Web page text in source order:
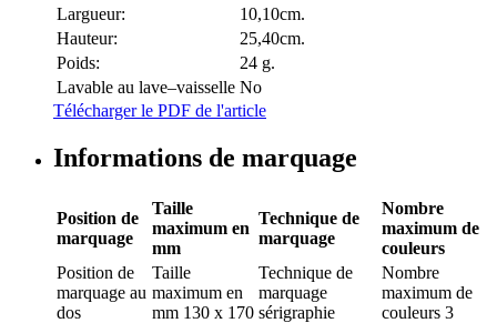
Largueur:
10,10cm.
Hauteur:
25,40cm.
Poids:
24 g.
Lavable au lave–vaisselle No
Télécharger le PDF de l'article
Informations de marquage
Position de
marquage
Taille
maximum en
mm
Technique de
marquage
Nombre
maximum de
couleurs
Position de
marquage au
dos
Taille
maximum en
mm 130 x 170
Technique de
marquage
sérigraphie
Nombre
maximum de
couleurs 3